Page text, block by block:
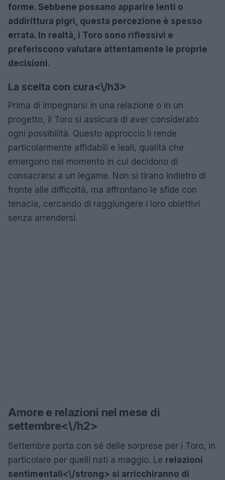
forme. Sebbene possano apparire lenti o
addirittura pigri, questa percezione è spesso
errata. In realtà, i Toro sono riflessivi e
preferiscono valutare attentamente le proprie
decisioni.
La scelta con cura<\/h3>
Prima di impegnarsi in una relazione o in un
progetto, il Toro si assicura di aver considerato
ogni possibilità. Questo approccio li rende
particolarmente affidabili e leali, qualità che
emergono nel momento in cui decidono di
consacrarsi a un legame. Non si tirano indietro di
fronte alle difficoltà, ma affrontano le sfide con
tenacia, cercando di raggiungere i loro obiettivi
senza arrendersi.
Amore e relazioni nel mese di
settembre<\/h2>
Settembre porta con sé delle sorprese per i Toro, in
particolare per quelli nati a maggio. Le relazioni
sentimentali<\/strong> si arricchiranno di